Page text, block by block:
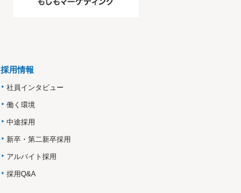
採用情報
社員インタビュー
働く環境
中途採用
新卒・第二新卒採用
アルバイト採用
採用Q&A